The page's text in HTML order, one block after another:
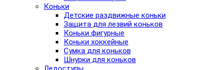
Коньки
Детские раздвижные коньки
Защита для лезвий коньков
Коньки фигурные
Коньки хоккейные
Сумка для коньков
Шнурки для коньков